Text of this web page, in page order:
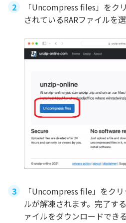
「Uncompress files」をク
されているRARファイルを選
「Uncompress file」をク
ルが解凍されます。完了す
ァイルをダウンロードでき